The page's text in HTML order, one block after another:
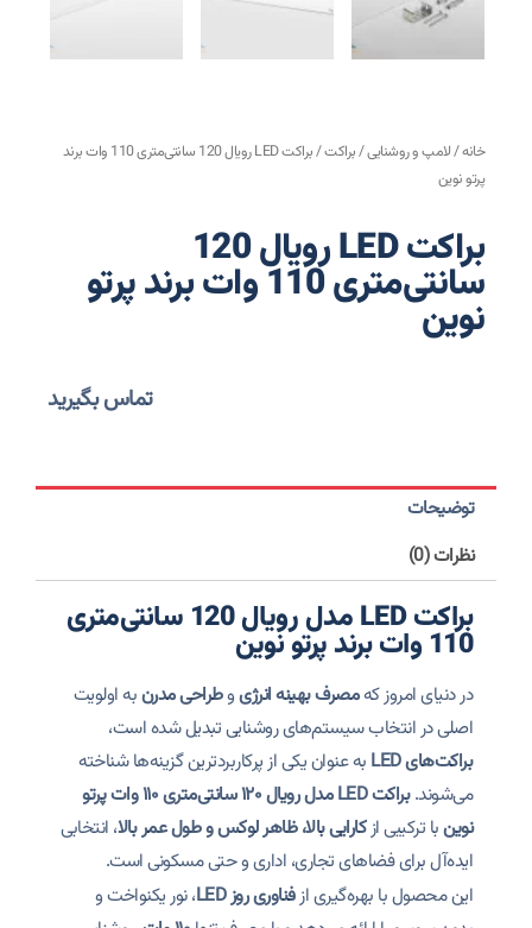
خانه/لامپ و روشنایی/براکت
/ براکت LED رویال 120 سانتی‌متری 110 وات برند
پرتو نوین
براکت LED رویال 120
سانتی‌متری 110 وات برند پرتو
نوین
تماس بگیرید
توضیحات
نظرات (0)
براکت LED مدل رویال 120 سانتی‌متری
110 وات برند پرتو نوین
در دنیای امروز کهمصرف بهینه انرژیوطراحی مدرنبه اولویت
اصلی در انتخاب سیستم‌های روشنایی تبدیل شده است،
براکت‌های LED
به عنوان یکی از پرکاربردترین گزینه‌ها شناخته
می‌شوند.
براکت LED مدل رویال ۱۲۰ سانتی‌متری ۱۱۰ وات پرتو
نوینبا ترکیبی ازکارایی بالا، ظاهر لوکس و طول عمر بالا، انتخابی
ایده‌آل برای فضاهای تجاری، اداری و حتی مسکونی است.
این محصول با بهره‌گیری ازفناوری روز LED
، نور یکنواخت و